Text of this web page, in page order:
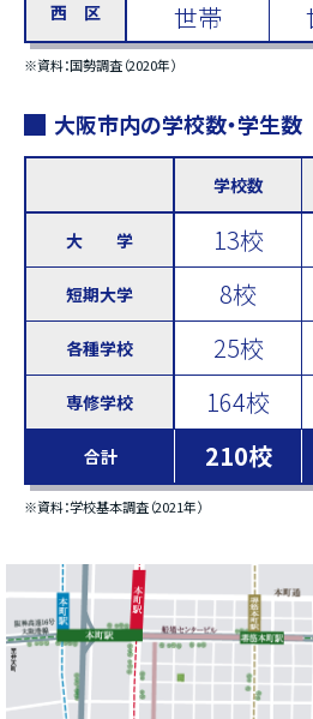
西 区
世帯
※資料：国勢調査（2020年）
大阪市内の学校数・学生数
学校数
大 学 13校
短期大学 8校
各種学校 25校
専修学校 164校
合計 210校
※資料：学校基本調査（2021年）